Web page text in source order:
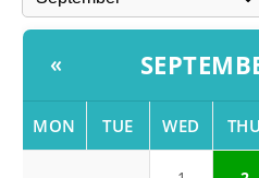
«
MON TUE WED THU